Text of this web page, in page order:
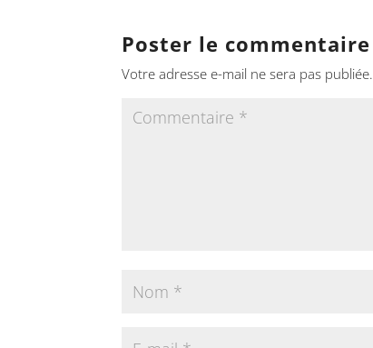
Poster le commentaire
Votre adresse e-mail ne sera pas publiée.